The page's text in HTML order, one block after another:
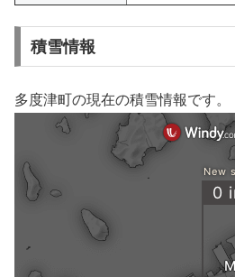
積雪情報
多度津町の現在の積雪情報です。